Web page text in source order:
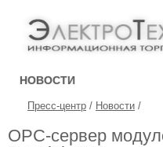
НОВОСТИ
Пресс-центр / Новости /
OPC-сервер